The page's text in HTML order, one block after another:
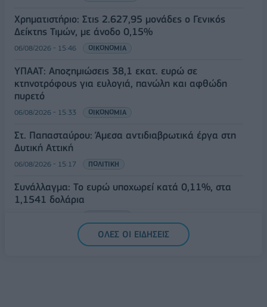
Χρηματιστήριο: Στις 2.627,95 μονάδες ο Γενικός
Δείκτης Τιμών, με άνοδο 0,15%
06/08/2026 - 15:46 ΟΙΚΟΝΟΜΙΑ
ΥΠΑΑΤ: Αποζημιώσεις 38,1 εκατ. ευρώ σε
κτηνοτρόφους για ευλογιά, πανώλη και αφθώδη
πυρετό
06/08/2026 - 15:33 ΟΙΚΟΝΟΜΙΑ
Στ. Παπασταύρου: Άμεσα αντιδιαβρωτικά έργα στη
Δυτική Αττική
06/08/2026 - 15:17 ΠΟΛΙΤΙΚΗ
Συνάλλαγμα: Το ευρώ υποχωρεί κατά 0,11%, στα
1,1541 δολάρια
ΟΛΕΣ ΟΙ ΕΙΔΗΣΕΙΣ